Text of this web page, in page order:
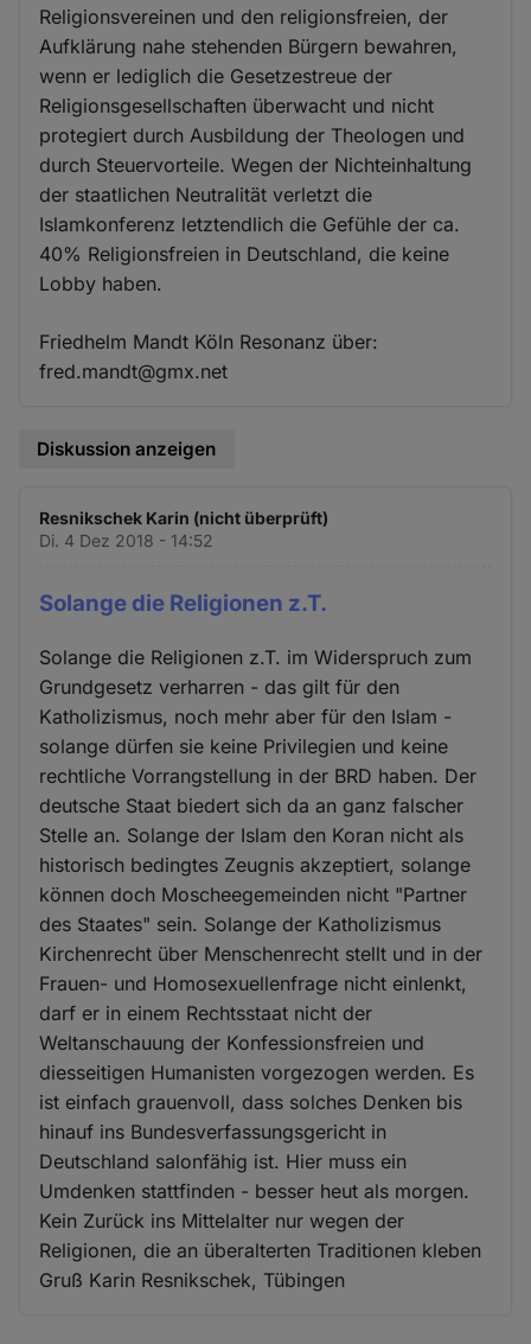
Religionsvereinen und den religionsfreien, der
Aufklärung nahe stehenden Bürgern bewahren,
wenn er lediglich die Gesetzestreue der
Religionsgesellschaften überwacht und nicht
protegiert durch Ausbildung der Theologen und
durch Steuervorteile. Wegen der Nichteinhaltung
der staatlichen Neutralität verletzt die
Islamkonferenz letztendlich die Gefühle der ca.
40% Religionsfreien in Deutschland, die keine
Lobby haben.
Friedhelm Mandt Köln Resonanz über:
fred.mandt@gmx.net
Diskussion anzeigen
Resnikschek Karin (nicht überprüft)
Di. 4 Dez 2018 - 14:52
Solange die Religionen z.T.
Solange die Religionen z.T. im Widerspruch zum
Grundgesetz verharren - das gilt für den
Katholizismus, noch mehr aber für den Islam -
solange dürfen sie keine Privilegien und keine
rechtliche Vorrangstellung in der BRD haben. Der
deutsche Staat biedert sich da an ganz falscher
Stelle an. Solange der Islam den Koran nicht als
historisch bedingtes Zeugnis akzeptiert, solange
können doch Moscheegemeinden nicht "Partner
des Staates" sein. Solange der Katholizismus
Kirchenrecht über Menschenrecht stellt und in der
Frauen- und Homosexuellenfrage nicht einlenkt,
darf er in einem Rechtsstaat nicht der
Weltanschauung der Konfessionsfreien und
diesseitigen Humanisten vorgezogen werden. Es
ist einfach grauenvoll, dass solches Denken bis
hinauf ins Bundesverfassungsgericht in
Deutschland salonfähig ist. Hier muss ein
Umdenken stattfinden - besser heut als morgen.
Kein Zurück ins Mittelalter nur wegen der
Religionen, die an überalterten Traditionen kleben
Gruß Karin Resnikschek, Tübingen